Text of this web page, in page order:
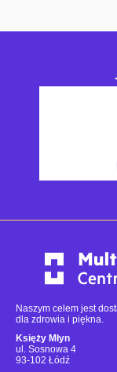
Naszym celem jest
dla zdrowia i piękna.
Księży Młyn
ul. Sosnowa 4
93-102 Łódź